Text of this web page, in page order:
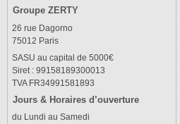
Groupe ZERTY
26 rue Dagorno
75012 Paris
SASU au capital de 5000€
Siret : 99158189300013
TVA FR34991581893
Jours & Horaires d’ouverture
du Lundi au Samedi